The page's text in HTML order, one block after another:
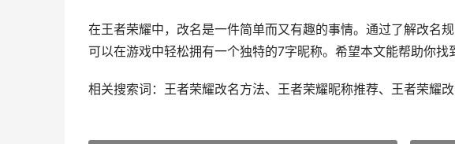
在王者荣耀中，改名是一件简单而又有趣的事情。通过了解改名
可以在游戏中轻松拥有一个独特的7字昵称。希望本文能帮助你找
相关搜索词：王者荣耀改名方法、王者荣耀昵称推荐、王者荣耀